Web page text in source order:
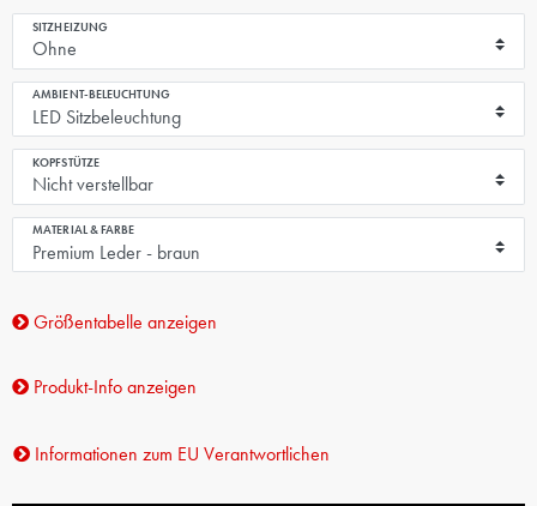
SITZHEIZUNG
AMBIENT-BELEUCHTUNG
KOPFSTÜTZE
MATERIAL & FARBE
Größentabelle anzeigen
Produkt-Info anzeigen
Informationen zum EU Verantwortlichen